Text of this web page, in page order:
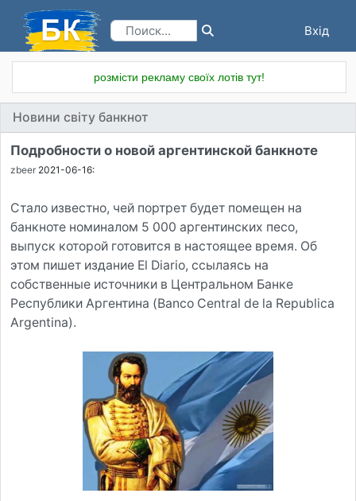
Вхід
розмісти рекламу своїх лотів тут!
Новини світу банкнот
Подробности о новой аргентинской банкноте
zbeer 2021-06-16:
Стало известно, чей портрет будет помещен на
банкноте номиналом 5 000 аргентинских песо,
выпуск которой готовится в настоящее время. Об
этом пишет издание El Diario, ссылаясь на
собственные источники в Центральном Банке
Республики Аргентина (Banco Central de la Republica
Argentina).